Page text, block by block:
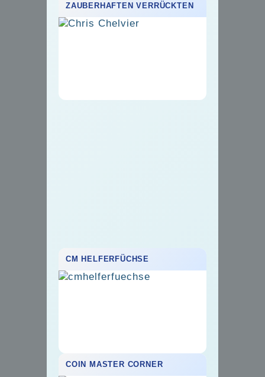
ZAUBERHAFTEN VERRÜCKTEN
CM HELFERFÜCHSE
COIN MASTER CORNER